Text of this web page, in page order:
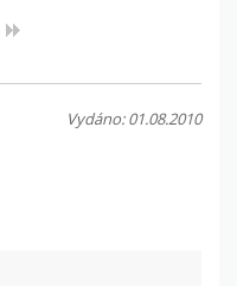
Vydáno: 01.08.2010